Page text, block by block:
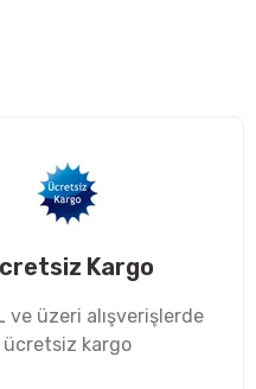
Kargo
ve üzeri alışverişlerde
ücretsiz kargo